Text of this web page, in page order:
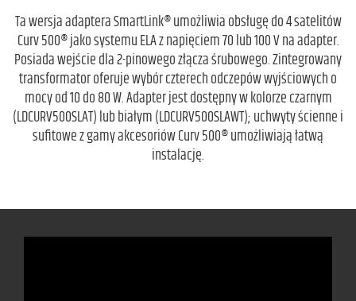
Ta wersja adaptera SmartLink® umożliwia obsługę do 4 satelitów
Curv 500® jako systemu ELA z napięciem 70 lub 100 V na adapter.
Posiada wejście dla 2-pinowego złącza śrubowego. Zintegrowany
transformator oferuje wybór czterech odczepów wyjściowych o
mocy od 10 do 80 W. Adapter jest dostępny w kolorze czarnym
(LDCURV500SLAT) lub białym (LDCURV500SLAWT); uchwyty ścienne i
sufitowe z gamy akcesoriów Curv 500® umożliwiają łatwą
instalację.